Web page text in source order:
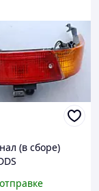
(в сборе)